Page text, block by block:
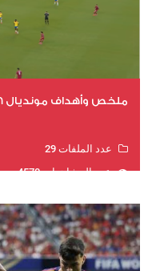
ملخص وأهداف مونديال 2026
عدد الملفات 29
عدد المشاهدات 4570